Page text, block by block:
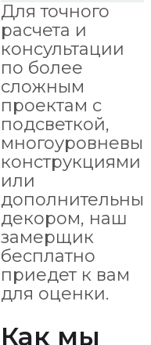
Для точного
расчета и
консультации
по более
сложным
проектам с
подсветкой,
конструкциями
или
декором, наш
замерщик
бесплатно
приедет к вам
для оценки.
Как мы